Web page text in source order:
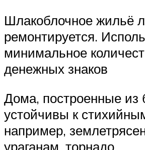
Шлакоблочное жильё
ремонтируется.
минимальное
денежных знаков
Дома, построенные из
устойчивы к
например,
ураганам, торнадо.